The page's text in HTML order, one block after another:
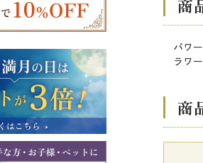
商
パワ
ラワ
商